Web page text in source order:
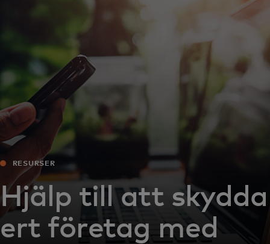
För innovatörer
Nyheter och trender
RESURSER
Hjälp till att skydda
ert företag med